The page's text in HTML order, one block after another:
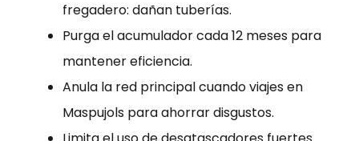
fregadero: dañan tuberías.
Purga el acumulador cada 12 meses para
mantener eficiencia.
Anula la red principal cuando viajes en
Maspujols para ahorrar disgustos.